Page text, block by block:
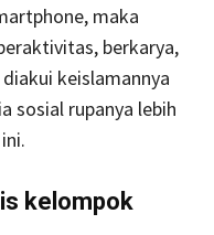
maka
berkarya,
keislamannya
sosial rupanya lebih
kelompok